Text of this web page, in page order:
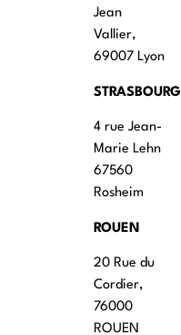
Jean
Vallier,
69007 Lyon
STRASBOURG
4 rue Jean-
Marie Lehn
67560
Rosheim
ROUEN
20 Rue du
Cordier,
76000
ROUEN